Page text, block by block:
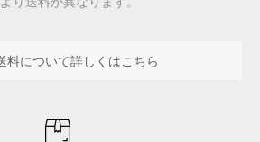
料について詳しくはこちら